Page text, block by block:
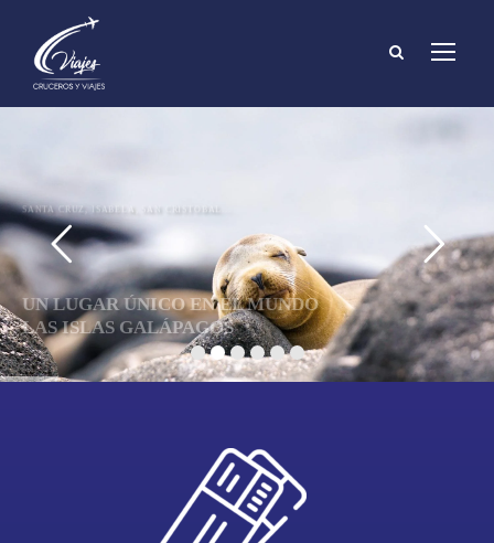
SANTA CRUZ, ISABELA, SAN CRISTOBAL...
UN LUGAR ÚNICO EN EL MUNDO
LAS ISLAS GALÁPAGOS